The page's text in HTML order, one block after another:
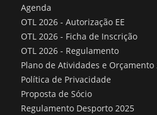
Agenda
OTL 2026 - Autorização EE
OTL 2026 - Ficha de Inscrição
OTL 2026 - Regulamento
Plano de Atividades e Orçamento
Política de Privacidade
Proposta de Sócio
Regulamento Desporto 2025